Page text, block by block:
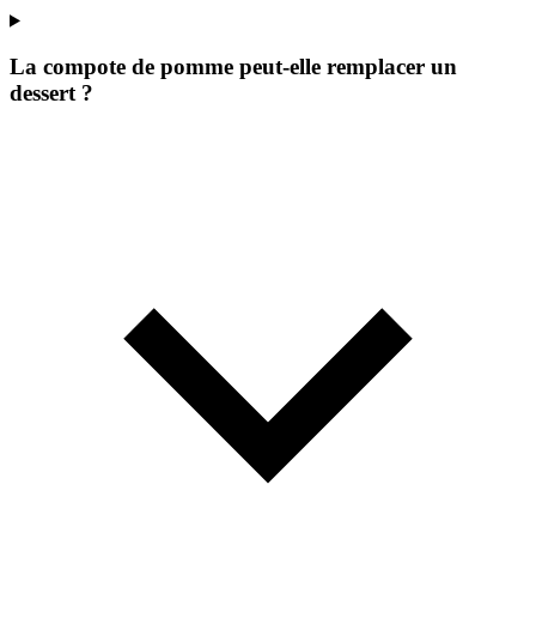
La compote de pomme peut-elle remplacer un
dessert ?